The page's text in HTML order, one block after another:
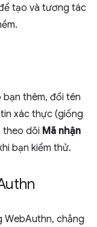
tạo và tương tác
bạn thêm, đổi tên
xác thực (giống
theo dõi Mã nhận
bạn kiểm thử.
WebAuthn, chẳng